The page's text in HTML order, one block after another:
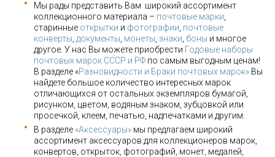
Мы рады представить Вам широкий ассортимент
коллекционного материала – почтовые марки
старинные открытки и фотографии почтовые
конверты документы монеты знаки боны и многое
другое. У нас Вы можете приобрести Годовые наборы
почтовых марок СССР и РФ по самым выгодным ценам!
В разделе «Разновидности и Браки почтовых марок» Вы
найдете большое количество интересных марок
отличающихся от остальных экземпляров бумагой,
рисунком, цветом, водяным знаком, зубцовкой или
просечкой, клеем, печатью, надпечатками и другим.
В разделе «Аксессуары» мы предлагаем широкий
ассортимент аксессуаров для коллекционеров марок,
конвертов, открыток, фотографий, монет, медалей,